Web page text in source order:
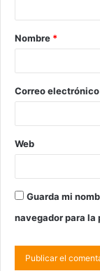
Nombre *
Correo electrónico
Web
Guarda mi
navegador para la